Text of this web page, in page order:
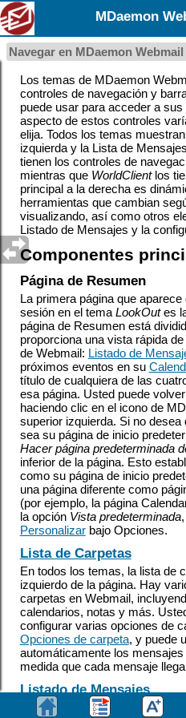
MDaemon
Navegar en MDaemon Webmail
Los temas de MDaemon
controles de navegación y
puede usar para acceder a
aspecto de estos controles
elija. Todos los temas
izquierda y la Lista de
tienen los controles de
mientras que WorldClientlos
principal a la derecha es
herramientas que cambian
visualizando, así como otros
Listado de Mensajes y la
Componentes
Página de Resumen
La primera página que
sesión en el tema LookOutes
página de Resumen está
proporciona una vista rápida
de Webmail: Listado de
próximos eventos en su
título de cualquiera de las
esa página. Usted puede
haciendo clic en el icono de
superior izquierda. Si no
sea su página de inicio
Hacer página predeterminada
inferior de la página. Esto
como su página de inicio
una página diferente como
(por ejemplo, la página
la opción Vista predeterminada
Personalizarbajo Opciones.
Lista de Carpetas
En todos los temas, la lista de
izquierdo de la página. Hay
carpetas en Webmail,
calendarios, notas y más.
configurar varias opciones de
Opciones de carpeta, y puede
automáticamente los
medida que cada mensaje
Listado de Mensajes
La primera página que se